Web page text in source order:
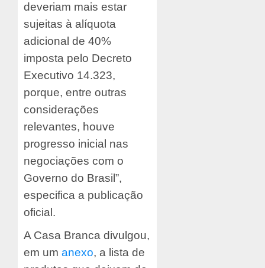
deveriam mais estar
sujeitas à alíquota
adicional de 40%
imposta pelo Decreto
Executivo 14.323,
porque, entre outras
considerações
relevantes, houve
progresso inicial nas
negociações com o
Governo do Brasil”,
especifica a publicação
oficial.
A Casa Branca divulgou,
em um anexo, a lista de